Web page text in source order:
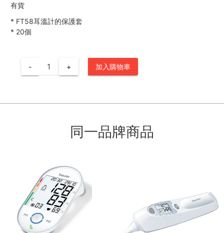
有貨
* FT58耳溫計的保護套
* 20個
- + 加入購物車
同一品牌商品